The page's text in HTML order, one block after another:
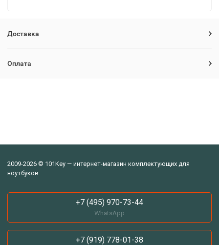
Доставка
Оплата
2009-2026 © 101Key — интернет-магазин комплектующих для
ноутбуков
+7 (495) 970-73-44
WhatsApp
+7 (919) 778-01-38